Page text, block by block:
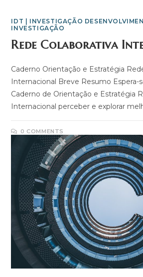
IDT | INVESTIGAÇÃO
INVESTIGAÇÃO
Rede Colaborativa
Caderno Orientação e Estratégia
Internacional Breve Resumo Espera-
Caderno de Orientação e Estratégia
Internacional perceber e explorar
0 COMMENTS